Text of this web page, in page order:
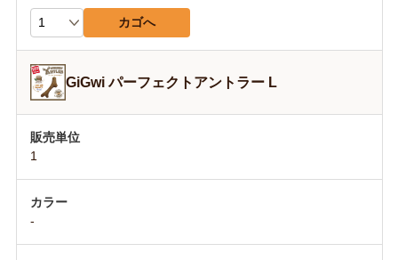
カゴへ
GiGwi パーフェクトアントラー L
1
-